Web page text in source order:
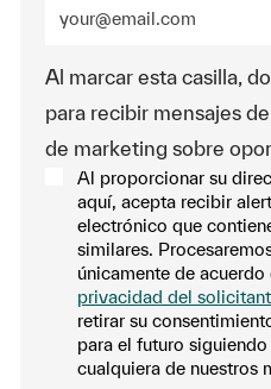
Al marcar esta casilla,
para recibir mensajes
de marketing sobre
Al proporcionar su
aquí, acepta recibir
electrónico que
similares.
únicamente de acuerdo
privacidad del
retirar su
para el futuro
cualquiera de nuestros